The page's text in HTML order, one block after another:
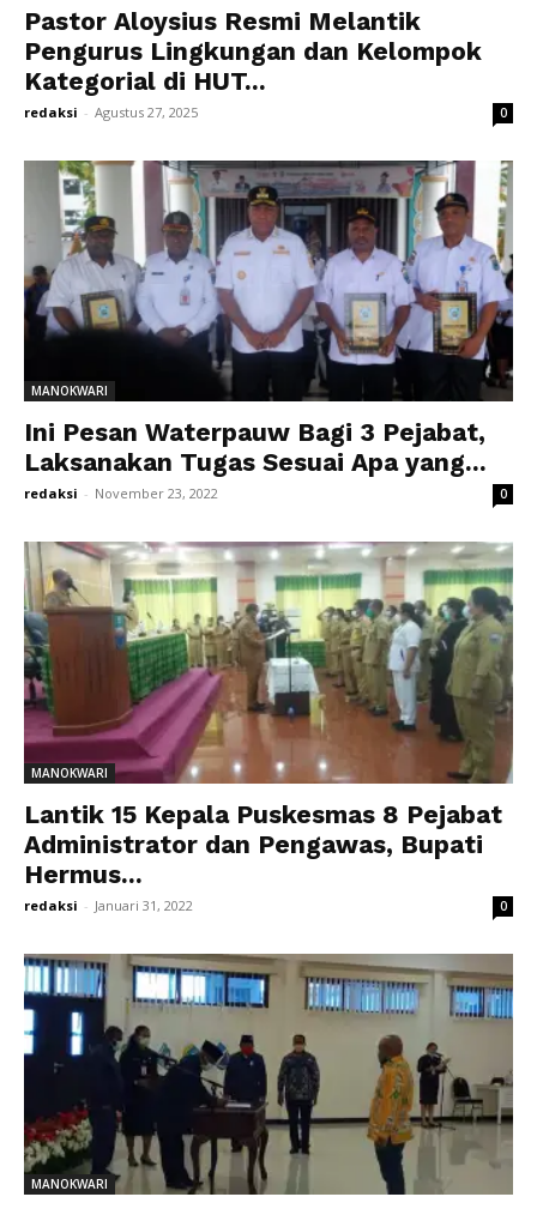
Pastor Aloysius Resmi Melantik
Pengurus Lingkungan dan Kelompok
Kategorial di HUT...
redaksi - Agustus 27, 2025 0
MANOKWARI
Ini Pesan Waterpauw Bagi 3 Pejabat,
Laksanakan Tugas Sesuai Apa yang...
redaksi - November 23, 2022 0
MANOKWARI
Lantik 15 Kepala Puskesmas 8 Pejabat
Administrator dan Pengawas, Bupati
Hermus...
redaksi - Januari 31, 2022 0
MANOKWARI